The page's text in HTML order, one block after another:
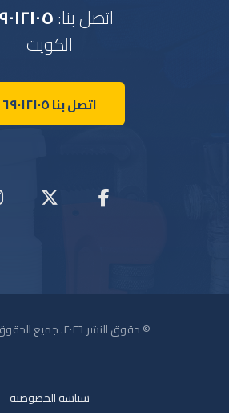
اتصل بنا:
الكويت
اتصل بنا ٦٩٠١٢١٠٥
© حقوق النشر ٢٠٢٦. جميع الحقوق محفوظة.
سياسة الخصوصية